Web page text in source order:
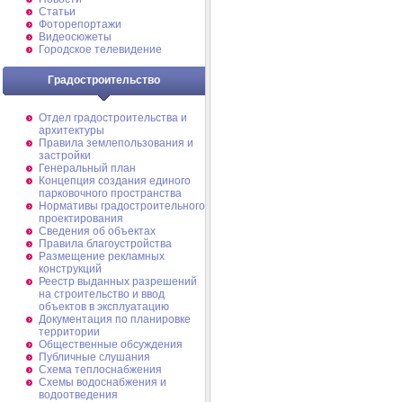
Статьи
Фоторепортажи
Видеосюжеты
Городское телевидение
Градостроительство
Отдел градостроительства и
архитектуры
Правила землепользования и
застройки
Генеральный план
Концепция создания единого
парковочного пространства
Нормативы градостроительного
проектирования
Сведения об объектах
Правила благоустройства
Размещение рекламных
конструкций
Реестр выданных разрешений
на строительство и ввод
объектов в эксплуатацию
Документация по планировке
территории
Общественные обсуждения
Публичные слушания
Схема теплоснабжения
Схемы водоснабжения и
водоотведения